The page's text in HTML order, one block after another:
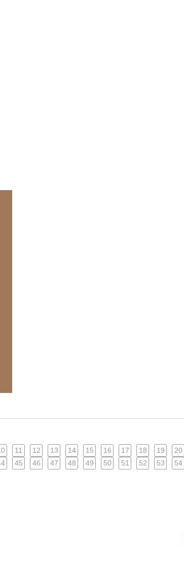
11 12 13 14 15 16 17 18 19 20
45 46 47 48 49 50 51 52 53 54